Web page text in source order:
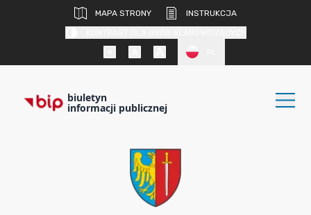
MAPA STRONY
INSTRUKCJA
biuletyn
informacji publicznej